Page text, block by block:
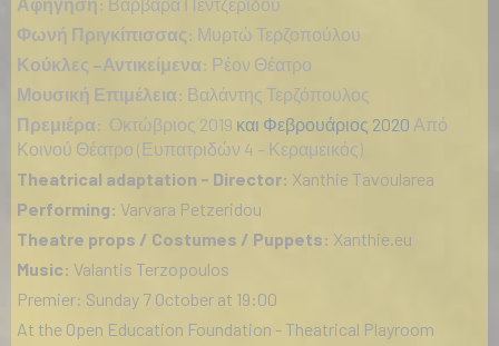
Φωνή Πριγκίπισσας: Μυρτώ Τερζοπούλου
Κούκλες –Αντικείμενα: Ρέον Θέατρο
Μουσική Επιμέλεια: Βαλάντης Τερζόπουλος
Πρεμιέρα: Οκτώβριος 2019 και Φεβρουάριος 2020 Από
Κοινού Θέατρο (Ευπατριδών 4 – Κεραμεικός)
Theatrical adaptation - Director: Xanthie Tavoularea
Performing: Varvara Petzeridou
Theatre props / Costumes / Puppets: Xanthie.eu
Music: Valantis Terzopoulos
Premier: Sunday 7 October at 19:00
At the Open Education Foundation - Theatrical Playroom